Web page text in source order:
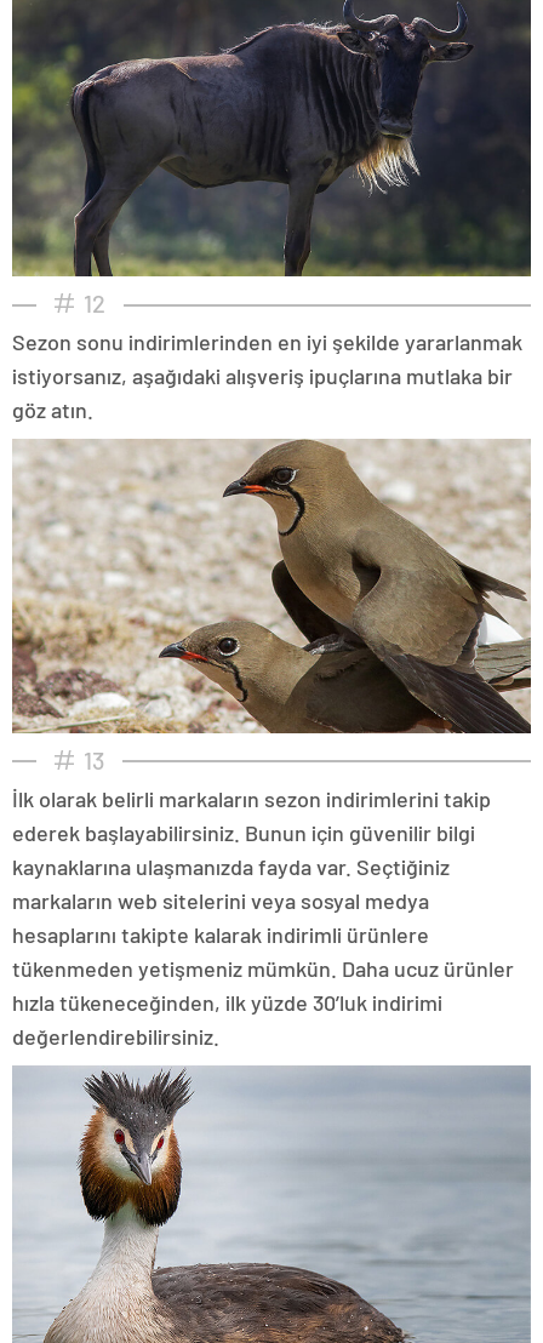
12
Sezon sonu indirimlerinden en iyi şekilde yararlanmak
istiyorsanız, aşağıdaki alışveriş ipuçlarına mutlaka bir
göz atın.
13
İlk olarak belirli markaların sezon indirimlerini takip
ederek başlayabilirsiniz. Bunun için güvenilir bilgi
kaynaklarına ulaşmanızda fayda var. Seçtiğiniz
markaların web sitelerini veya sosyal medya
hesaplarını takipte kalarak indirimli ürünlere
tükenmeden yetişmeniz mümkün. Daha ucuz ürünler
hızla tükeneceğinden, ilk yüzde 30’luk indirimi
değerlendirebilirsiniz.